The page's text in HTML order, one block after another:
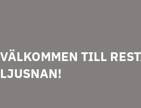
VÄLKOMMEN TILL
LJUSNAN!